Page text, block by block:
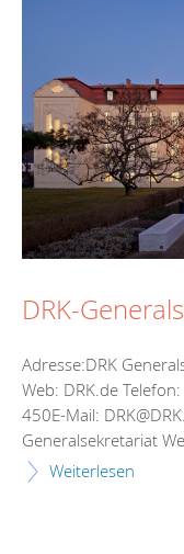
DRK-
Adresse:DRK
Web: DRK.de
450E-Mail:
Generalsekretariat
Weiterlesen